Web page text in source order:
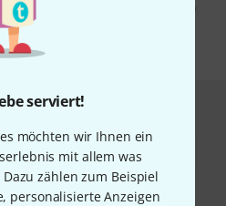
serviert!
möchten wir Ihnen ein
mit allem was
zählen zum Beispiel
personalisierte Anzeigen
Weitere Informationen finden Sie in